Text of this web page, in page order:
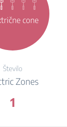
cone
Število
Zones
1